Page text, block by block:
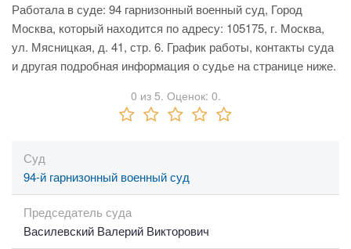
Работала в суде: 94 гарнизонный военный суд, Город
Москва, который находится по адресу: 105175, г. Москва,
ул. Мясницкая, д. 41, стр. 6. График работы, контакты суда
и другая подробная информация о судье на странице ниже.
0 из 5. Оценок: 0.
Суд
94-й гарнизонный военный суд
Председатель суда
Василевский Валерий Викторович